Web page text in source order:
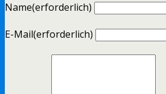
Name(erforderlich)
E-Mail(erforderlich)